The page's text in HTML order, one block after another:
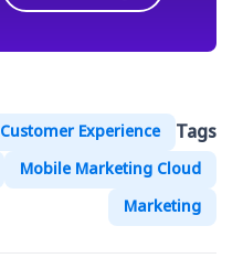
Tags
Customer Experience
Mobile Marketing Cloud
Marketing